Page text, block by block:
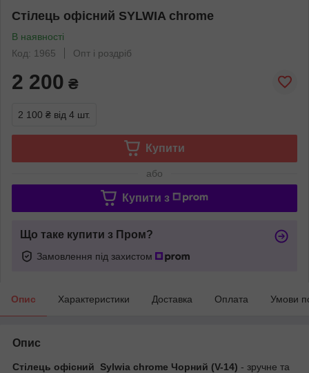
Стілець офісний SYLWIA chrome
В наявності
Код: 1965
Опт і роздріб
2 200 ₴
2 100 ₴ від 4 шт.
Купити
або
Купити з
Що таке купити з Пром?
Замовлення під захистом
Опис Характеристики Доставка Оплата Умови
Опис
Стілець офісний Sylwia chrome Чорний (V-14) - зручне та